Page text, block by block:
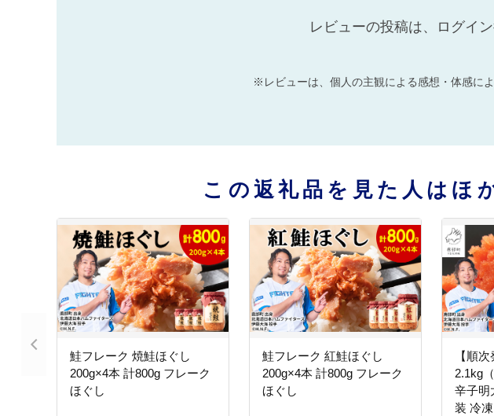
レビューの投稿は、ログイ
※レビューは、個人の主観による感想・体感に
この返礼品を見た人はほ
鮭フレーク 焼鮭ほぐし
200g×4本 計800g フレーク
ほぐし
鮭フレーク 紅鮭ほぐし
200g×4本 計800g フレーク
ほぐし
【順
2.1kg
辛子明
装 冷凍